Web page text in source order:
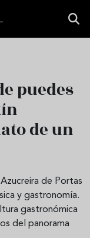
puedes
de un
de Portas
y gastronomía.
gastronómica
del panorama